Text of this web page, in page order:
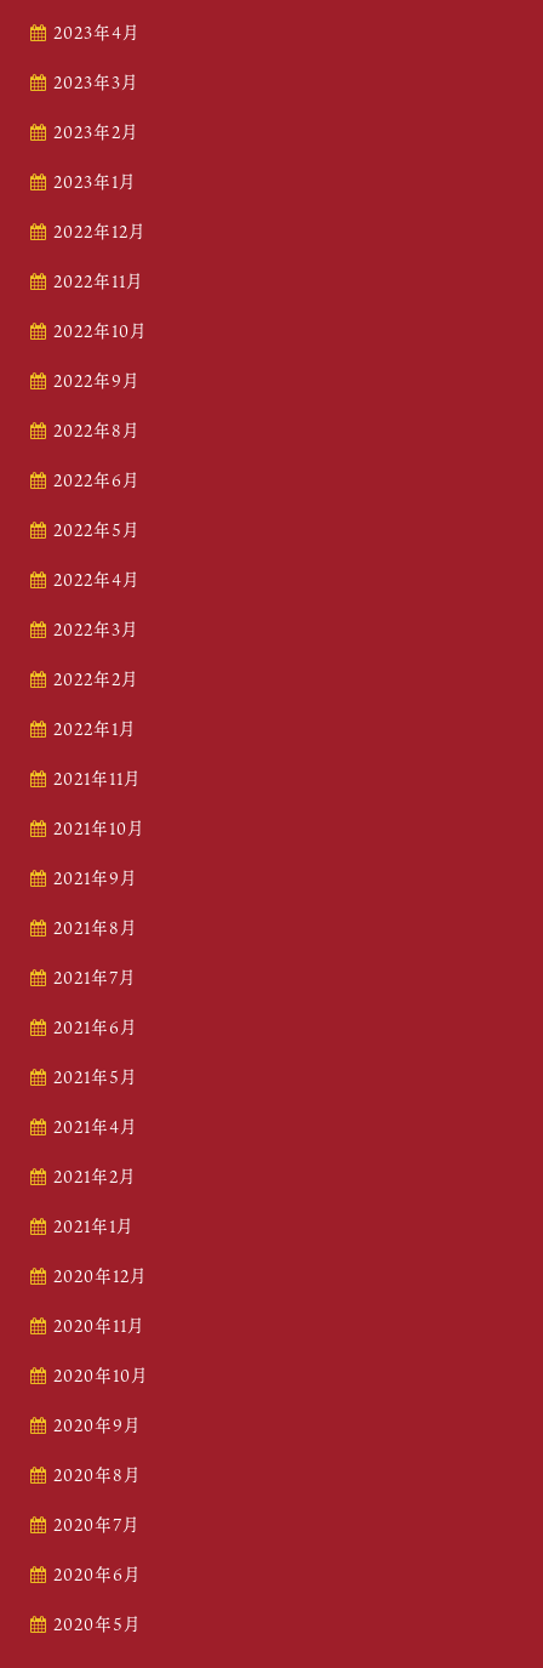
2023年4月
2023年3月
2023年2月
2023年1月
2022年12月
2022年11月
2022年10月
2022年9月
2022年8月
2022年6月
2022年5月
2022年4月
2022年3月
2022年2月
2022年1月
2021年11月
2021年10月
2021年9月
2021年8月
2021年7月
2021年6月
2021年5月
2021年4月
2021年2月
2021年1月
2020年12月
2020年11月
2020年10月
2020年9月
2020年8月
2020年7月
2020年6月
2020年5月